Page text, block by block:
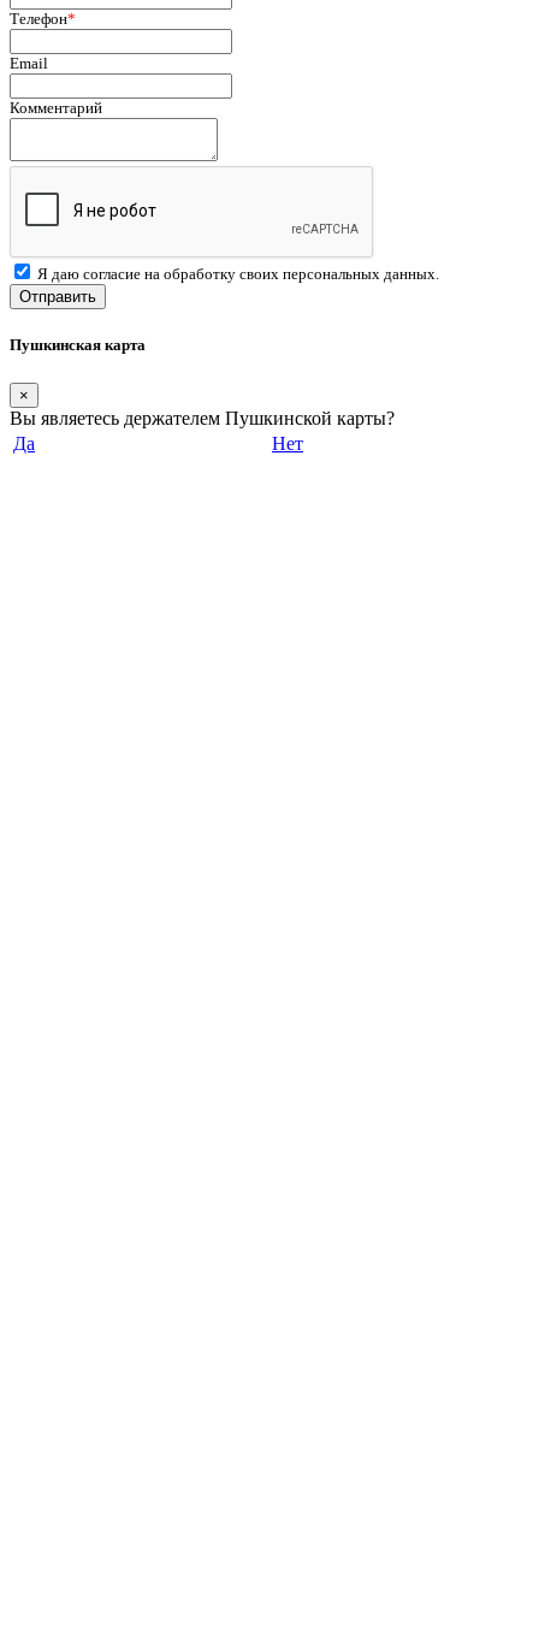
Телефон*
Email
Комментарий
Я даю согласие на обработку своих персональных данных.
Отправить
Пушкинская карта
×
Вы являетесь держателем Пушкинской карты?
Да
Нет